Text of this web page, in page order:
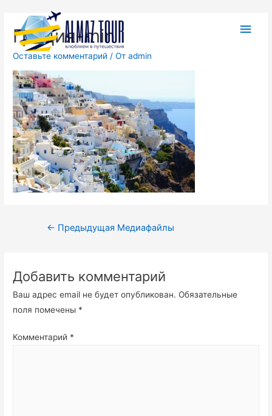
Греция-min
Оставьте комментарий / Отadmin
← Предыдущая Медиафайлы
Добавить комментарий
Ваш адрес email не будет опубликован. Обязательные
поля помечены *
Комментарий *